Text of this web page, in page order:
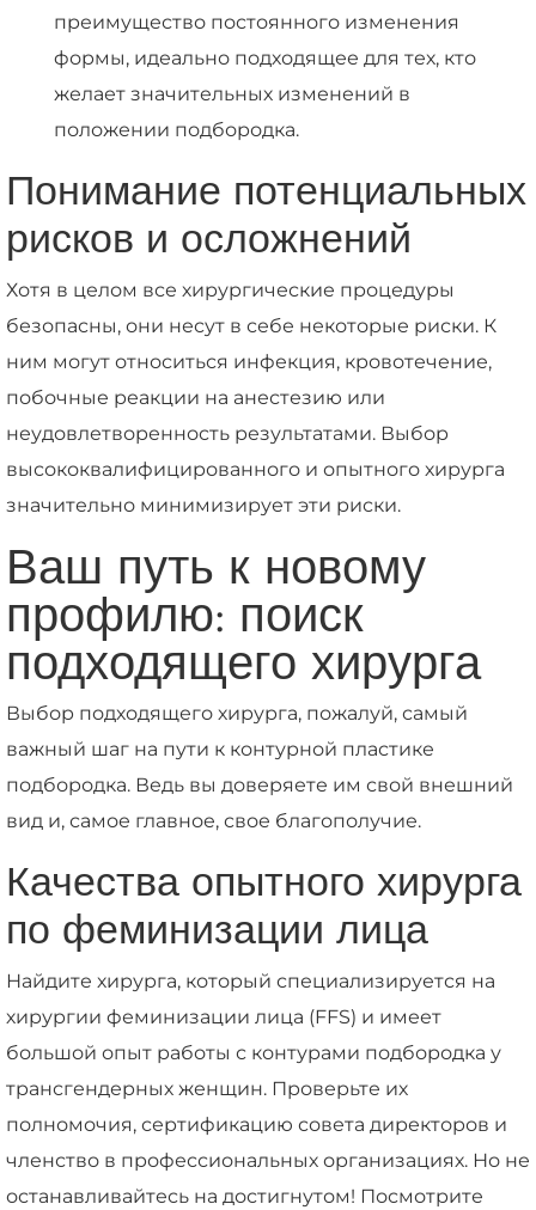
преимущество постоянного изменения
формы, идеально подходящее для тех, кто
желает значительных изменений в
положении подбородка.
Понимание потенциальных
рисков и осложнений
Хотя в целом все хирургические процедуры
безопасны, они несут в себе некоторые риски. К
ним могут относиться инфекция, кровотечение,
побочные реакции на анестезию или
неудовлетворенность результатами. Выбор
высококвалифицированного и опытного хирурга
значительно минимизирует эти риски.
Ваш путь к новому
профилю: поиск
подходящего хирурга
Выбор подходящего хирурга, пожалуй, самый
важный шаг на пути к контурной пластике
подбородка. Ведь вы доверяете им свой внешний
вид и, самое главное, свое благополучие.
Качества опытного хирурга
по феминизации лица
Найдите хирурга, который специализируется на
хирургии феминизации лица (FFS) и имеет
большой опыт работы с контурами подбородка у
трансгендерных женщин. Проверьте их
полномочия, сертификацию совета директоров и
членство в профессиональных организациях. Но не
останавливайтесь на достигнутом! Посмотрите